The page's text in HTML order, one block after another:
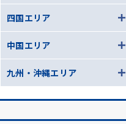
四国エリア
中国エリア
九州・沖縄エリア